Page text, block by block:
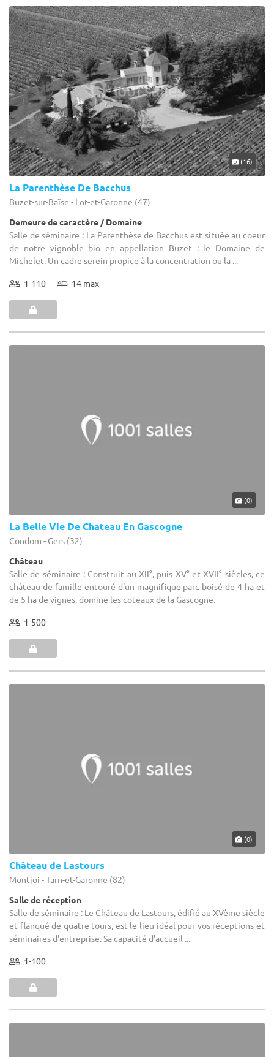
(16)
La Parenthèse De Bacchus
Buzet-sur-Baïse - Lot-et-Garonne (47)
Demeure de caractère / Domaine
Salle de séminaire : La Parenthèse de Bacchus est située au coeur
de notre vignoble bio en appellation Buzet : le Domaine de
Michelet. Un cadre serein propice à la concentration ou la ...
1-110 14 max
(0)
La Belle Vie De Chateau En Gascogne
Condom - Gers (32)
Château
Salle de séminaire : Construit au XII°, puis XV° et XVII° siècles, ce
château de famille entouré d'un magnifique parc boisé de 4 ha et
de 5 ha de vignes, domine les coteaux de la Gascogne.
1-500
(0)
Château de Lastours
Montjoi - Tarn-et-Garonne (82)
Salle de réception
Salle de séminaire : Le Château de Lastours, édifié au XVème siècle
et flanqué de quatre tours, est le lieu idéal pour vos réceptions et
séminaires d'entreprise. Sa capacité d'accueil ...
1-100